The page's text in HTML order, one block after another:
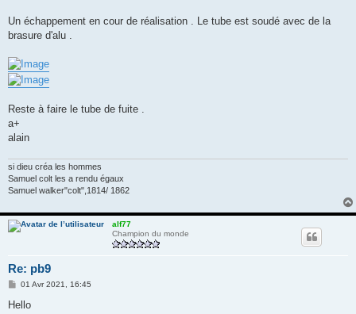
Un échappement en cour de réalisation . Le tube est soudé avec de la
brasure d'alu .
Reste à faire le tube de fuite .
a+
alain
si dieu créa les hommes
Samuel colt les a rendu égaux
Samuel walker"colt",1814/ 1862
alf77
Champion du monde
Re: pb9
M
s
01 Avr 2021, 16:45
Hello